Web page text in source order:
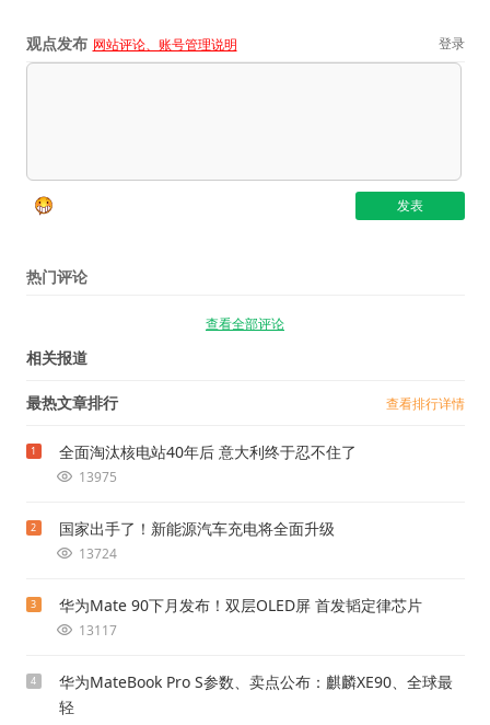
观点发布 网站评论、账号管理说明 登录
热门评论
查看全部评论
相关报道
最热文章排行 查看排行详情
1 全面淘汰核电站40年后 意大利终于忍不住了
13975
2 国家出手了！新能源汽车充电将全面升级
13724
3 华为Mate 90下月发布！双层OLED屏 首发韬定律芯片
13117
4
华为MateBook Pro S参数、卖点公布：麒麟XE90、全球最
轻